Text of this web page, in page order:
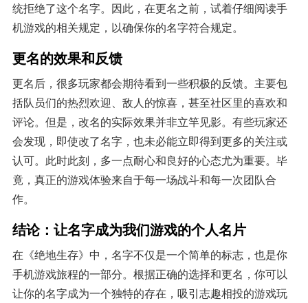
统拒绝了这个名字。因此，在更名之前，试着仔细阅读手
机游戏的相关规定，以确保你的名字符合规定。
更名的效果和反馈
更名后，很多玩家都会期待看到一些积极的反馈。主要包
括队员们的热烈欢迎、敌人的惊喜，甚至社区里的喜欢和
评论。但是，改名的实际效果并非立竿见影。有些玩家还
会发现，即使改了名字，也未必能立即得到更多的关注或
认可。此时此刻，多一点耐心和良好的心态尤为重要。毕
竟，真正的游戏体验来自于每一场战斗和每一次团队合
作。
结论：让名字成为我们游戏的个人名片
在《绝地生存》中，名字不仅是一个简单的标志，也是你
手机游戏旅程的一部分。根据正确的选择和更名，你可以
让你的名字成为一个独特的存在，吸引志趣相投的游戏玩